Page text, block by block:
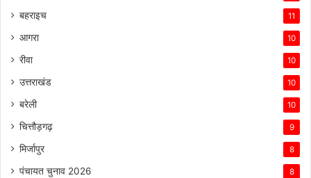
बहराइच 11
आगरा 10
रीवा 10
उत्तराखंड 10
बरेली 10
चित्तौड़गढ़ 9
मिर्जापुर 8
पंचायत चुनाव 2026 8